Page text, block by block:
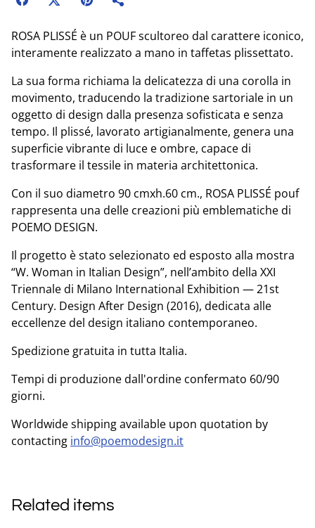
ROSA PLISSÉ è un POUF scultoreo dal carattere iconico,
interamente realizzato a mano in taffetas plissettato.
La sua forma richiama la delicatezza di una corolla in
movimento, traducendo la tradizione sartoriale in un
oggetto di design dalla presenza sofisticata e senza
tempo. Il plissé, lavorato artigianalmente, genera una
superficie vibrante di luce e ombre, capace di
trasformare il tessile in materia architettonica.
Con il suo diametro 90 cmxh.60 cm., ROSA PLISSÉ pouf
rappresenta una delle creazioni più emblematiche di
POEMO DESIGN.
Il progetto è stato selezionato ed esposto alla mostra
“W. Woman in Italian Design”, nell’ambito della XXI
Triennale di Milano International Exhibition — 21st
Century. Design After Design (2016), dedicata alle
eccellenze del design italiano contemporaneo.
Spedizione gratuita in tutta Italia.
Tempi di produzione dall'ordine confermato 60/90
giorni.
Worldwide shipping available upon quotation by
contacting info@poemodesign.it
Related items